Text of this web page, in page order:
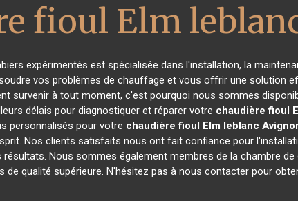
fioul Elm
expérimentés est spécialisée dans l'installation, la
vos problèmes de chauffage et vous offrir une solution
survenir à tout moment, c'est pourquoi nous sommes
délais pour diagnostiquer et réparer votre chaudière fioul
personnalisés pour votre chaudière fioul Elm leblanc
Nos clients satisfaits nous ont fait confiance pour
Nous sommes également membres de la chambre de
de qualité supérieure. N'hésitez pas à nous contacter pour